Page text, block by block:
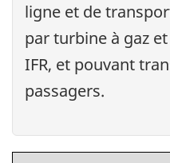
ligne et de
par turbine à gaz
IFR, et pouvant
passagers.